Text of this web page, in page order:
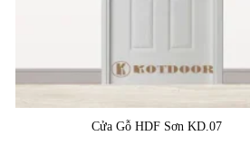
Cửa Gỗ HDF Sơn KD.07